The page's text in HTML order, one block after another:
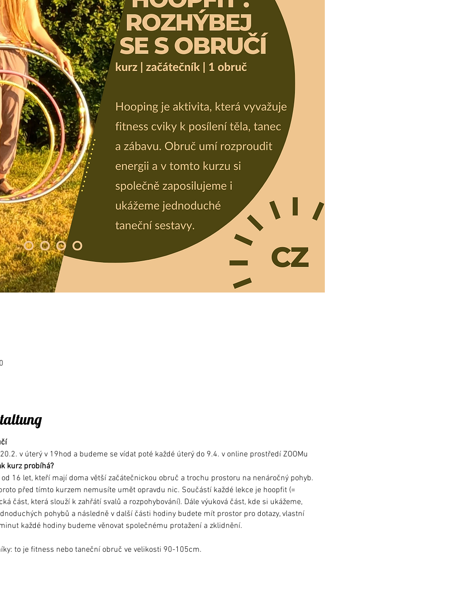
v úterý v 19hod a budeme se vídat poté každé úterý do 9.4. v online prostředí ZOOMu
kurz probíhá?
16 let, kteří mají doma větší začátečnickou obruč a trochu prostoru na nenáročný pohyb.
před tímto kurzem nemusíte umět opravdu nic. Součástí každé lekce je hoopfit (=
část, která slouží k zahřátí svalů a rozpohybování). Dále výuková část, kde si ukážeme,
pohybů a následně v další části hodiny budete mít prostor pro dotazy, vlastní
každé hodiny budeme věnovat společnému protažení a zklidnění.
to je fitness nebo taneční obruč ve velikosti 90-105cm.